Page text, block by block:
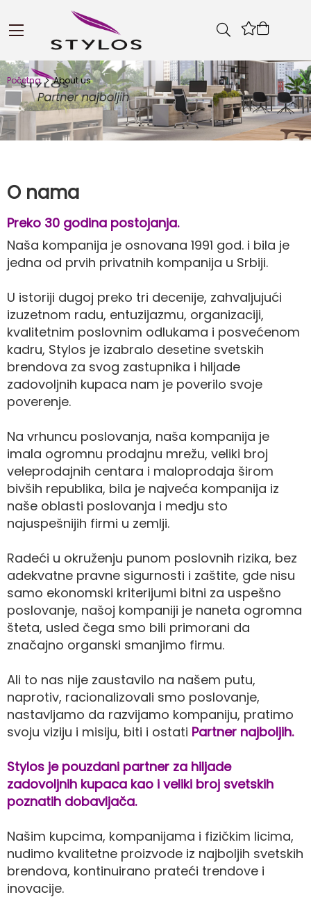
Skip
Početna About us
O nama
Preko 30 godina postojanja.
Naša kompanija je osnovana 1991 god. i bila je
jedna od prvih privatnih kompanija u Srbiji.
U istoriji dugoj preko tri decenije, zahvaljujući
izuzetnom radu, entuzijazmu, organizaciji,
kvalitetnim poslovnim odlukama i posvećenom
kadru, Stylos je izabralo desetine svetskih
brendova za svog zastupnika i hiljade
zadovoljnih kupaca nam je poverilo svoje
poverenje.
Na vrhuncu poslovanja, naša kompanija je
imala ogromnu prodajnu mrežu, veliki broj
veleprodajnih centara i maloprodaja širom
bivših republika, bila je najveća kompanija iz
naše oblasti poslovanja i medju sto
najuspešnijih firmi u zemlji.
Radeći u okruženju punom poslovnih rizika, bez
adekvatne pravne sigurnosti i zaštite, gde nisu
samo ekonomski kriterijumi bitni za uspešno
poslovanje, našoj kompaniji je naneta ogromna
šteta, usled čega smo bili primorani da
značajno organski smanjimo firmu.
Ali to nas nije zaustavilo na našem putu,
naprotiv, racionalizovali smo poslovanje,
nastavljamo da razvijamo kompaniju, pratimo
svoju viziju i misiju, biti i ostati Partner najboljih.
Stylos je pouzdani partner za hiljade
zadovoljnih kupaca kao i veliki broj svetskih
poznatih dobavljača.
Našim kupcima, kompanijama i fizičkim licima,
nudimo kvalitetne proizvode iz najboljih svetskih
brendova, kontinuirano prateći trendove i
inovacije.